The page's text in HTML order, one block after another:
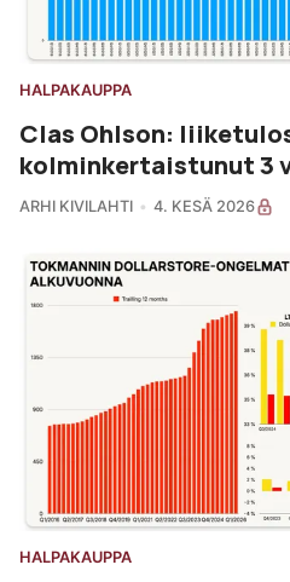
HALPAKAUPPA
Clas Ohlson:
kolminkertaistunut 3
ARHI KIVILAHTI 4. KESÄ 2026
HALPAKAUPPA